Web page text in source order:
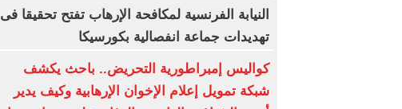
النيابة الفرنسية لمكافحة الإرهاب تفتح تحقيقا فى
تهديدات جماعة انفصالية بكورسيكا
كواليس إمبراطورية التحريض.. باحث يكشف
شبكة تمويل إعلام الإخوان الإرهابية وكيف يدير